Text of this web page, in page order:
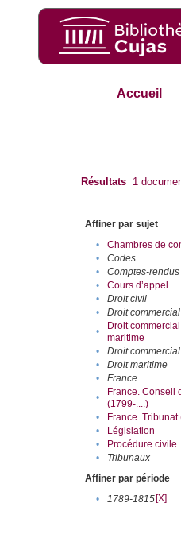
Accueil
Résultats 1
Affiner par sujet
•
Chambres de
•
Codes
•
Comptes-
•
Cours d’appel
•
Droit civil
•
Droit commercial
•
Droit
maritime
• Droit
•
Droit maritime
•
France
•
France. Conseil
(1799-....)
• France.
•
Législation
•
Procédure civile
•
Tribunaux
Affiner par période
•
1789-1815[X]